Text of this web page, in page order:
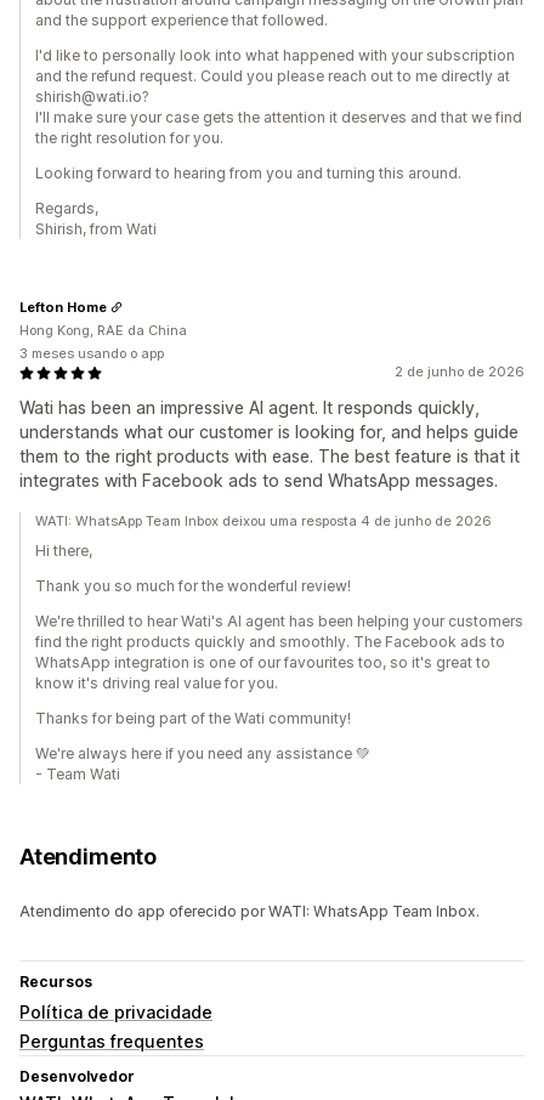
and the support experience that followed.
I'd like to personally look into what happened with your subscription
and the refund request. Could you please reach out to me directly at
shirish@wati.io?
I'll make sure your case gets the attention it deserves and that we find
the right resolution for you.
Looking forward to hearing from you and turning this around.
Regards,
Shirish, from Wati
2 de junho de 2026
Wati has been an impressive AI agent. It responds quickly,
understands what our customer is looking for, and helps guide
them to the right products with ease. The best feature is that it
integrates with Facebook ads to send WhatsApp messages.
Lefton Home
Hong Kong, RAE da China
3 meses usando o app
WATI: WhatsApp Team Inbox deixou uma resposta 4 de junho de 2026
Hi there,
Thank you so much for the wonderful review!
We're thrilled to hear Wati's AI agent has been helping your customers
find the right products quickly and smoothly. The Facebook ads to
WhatsApp integration is one of our favourites too, so it's great to
know it's driving real value for you.
Thanks for being part of the Wati community!
We're always here if you need any assistance 💚
- Team Wati
Atendimento
Atendimento do app oferecido por WATI: WhatsApp Team Inbox.
Recursos
Política de privacidade
Perguntas frequentes
Desenvolvedor